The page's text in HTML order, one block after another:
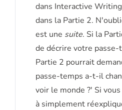
dans Interactive
dans la Partie 2.
est une suite. Si la
de décrire votre
Partie 2 pourrait
passe-temps a-t-il
voir le monde ?' Si
à simplement